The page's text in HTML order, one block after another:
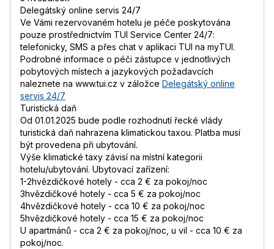
Delegátský online servis 24/7
Ve Vámi rezervovaném hotelu je péče poskytována
pouze prostřednictvím TUI Service Center 24/7:
telefonicky, SMS a přes chat v aplikaci TUI na myTUI.
Podrobné informace o péči zástupce v jednotlivých
pobytových místech a jazykových požadavcích
naleznete na www.tui.cz v záložce Delegátský online
servis 24/7
Turistická daň
Od 01.01.2025 bude podle rozhodnutí řecké vlády
turistická daň nahrazena klimatickou taxou. Platba musí
být provedena při ubytování.
Výše klimatické taxy závisí na místní kategorii
hotelu/ubytování. Ubytovací zařízení:
1-2hvězdičkové hotely - cca 2 € za pokoj/noc
3hvězdičkové hotely - cca 5 € za pokoj/noc
4hvězdičkové hotely - cca 10 € za pokoj/noc
5hvězdičkové hotely - cca 15 € za pokoj/noc
U apartmánů - cca 2 € za pokoj/noc, u vil - cca 10 € za
pokoj/noc.